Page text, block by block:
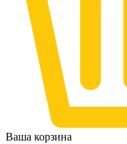
Ваша корзина